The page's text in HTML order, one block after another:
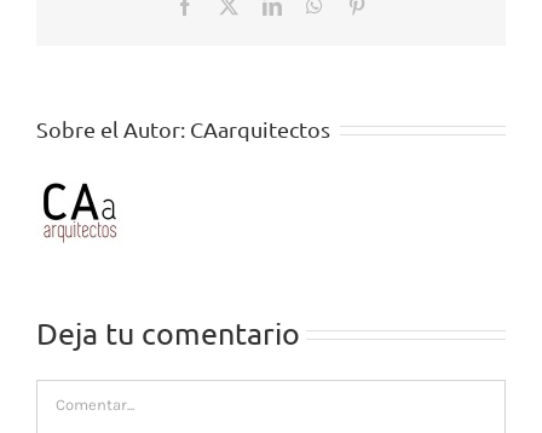
Facebook LinkedInWhatsApp
Sobre el Autor: CAarquitectos
Deja tu comentario